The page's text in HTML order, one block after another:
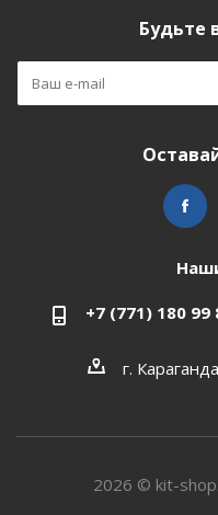
Будьте
+7 (771) 180 99
г.
2026 © kit-